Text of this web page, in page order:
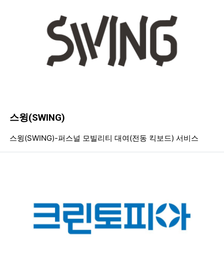
스윙(SWING)
등록일
조회
스윙(SWING)-퍼스널 모빌리티 대여(전동 킥보드) 서비스